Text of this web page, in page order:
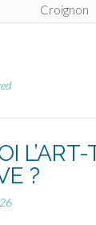
Croignon
?